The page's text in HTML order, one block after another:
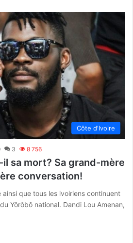
Côte d'Ivoire
3 8 756
sa mort? Sa grand-mère
conversation!
ainsi que tous les ivoiriens continuent
Yôrôbô national. Dandi Lou Amenan,